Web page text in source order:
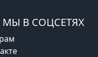
МЫ В СОЦСЕТЯХ